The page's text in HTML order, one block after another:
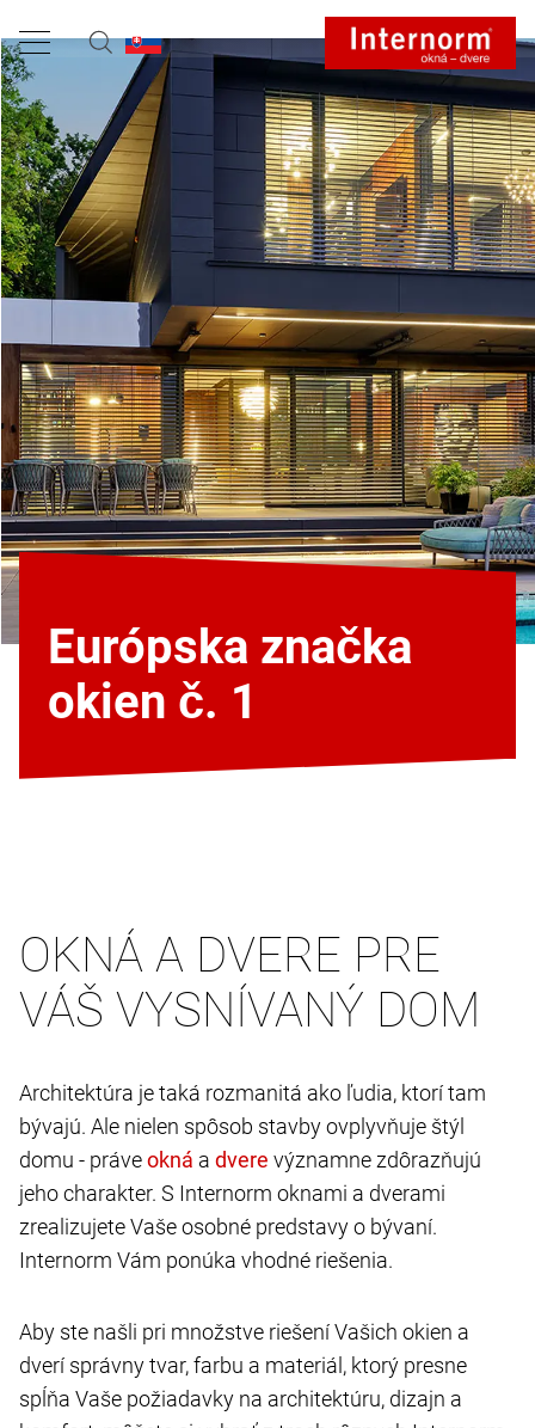
Európska značka
okien č. 1
OKNÁ A DVERE PRE
VÁŠ VYSNÍVANÝ DOM
Architektúra je taká rozmanitá ako ľudia, ktorí tam
bývajú. Ale nielen spôsob stavby ovplyvňuje štýl
domu - práve
a
významne zdôrazňujú
jeho charakter. S Internorm oknami a dverami
zrealizujete Vaše osobné predstavy o bývaní.
Internorm Vám ponúka vhodné riešenia.
Aby ste našli pri množstve riešení Vašich okien a
dverí správny tvar, farbu a materiál, ktorý presne
spĺňa Vaše požiadavky na architektúru, dizajn a